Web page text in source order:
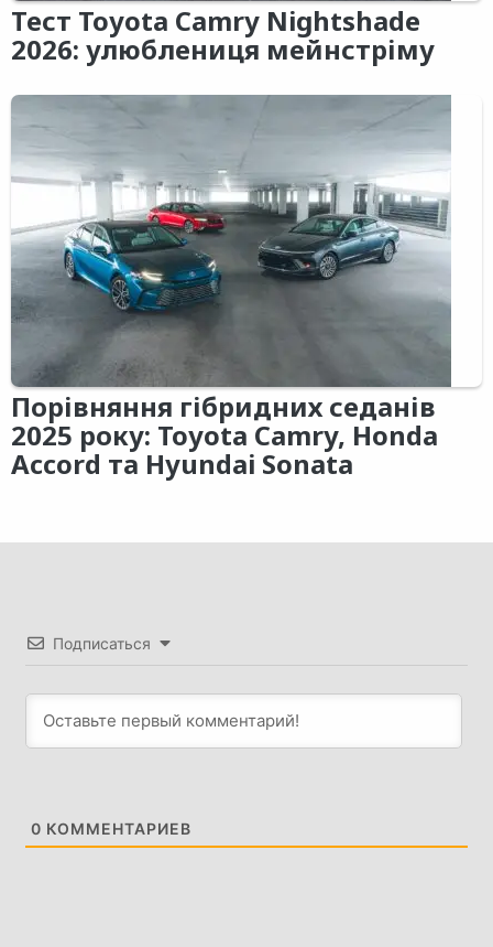
Тест Toyota Camry Nightshade
2026: улюблениця мейнстріму
Порівняння гібридних седанів
2025 року: Toyota Camry, Honda
Accord та Hyundai Sonata
Подписаться
0 КОММЕНТАРИЕВ